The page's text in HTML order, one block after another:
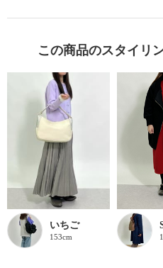
この商品のスタイリ
いちご
153cm